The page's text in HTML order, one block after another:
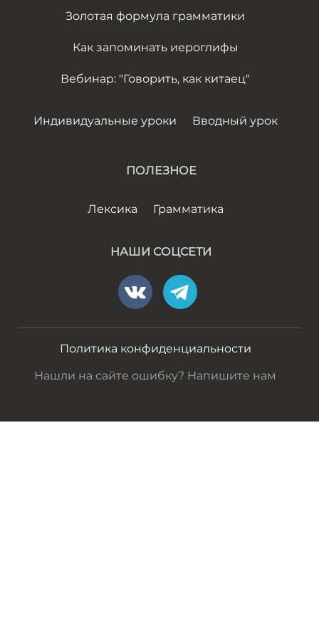
Золотая формула грамматики
Как запоминать иероглифы
Вебинар: "Говорить, как китаец"
Индивидуальные уроки Вводный урок
ПОЛЕЗНОЕ
Лексика Грамматика
НАШИ СОЦСЕТИ
Политика конфиденциальности
Нашли на сайте ошибку? Напишите нам